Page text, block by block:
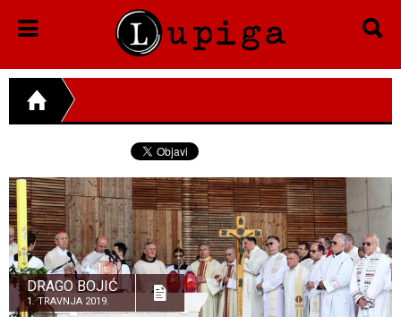
DRAGO BOJIĆ
1. TRAVNJA 2019.